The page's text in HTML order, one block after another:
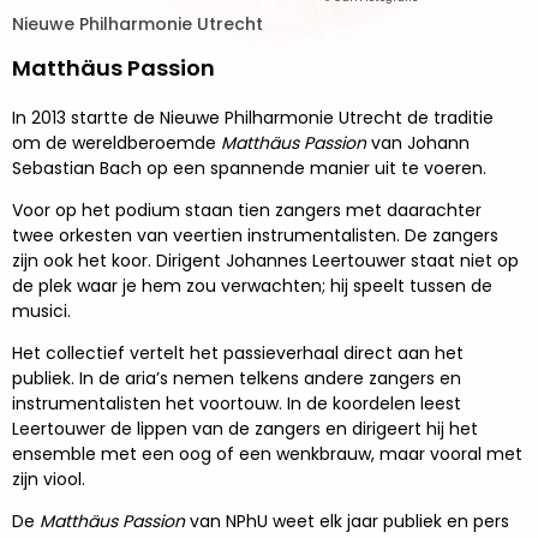
Nieuwe Philharmonie Utrecht
Matthäus Passion
In 2013 startte de Nieuwe Philharmonie Utrecht de traditie
om de wereldberoemde Matthäus Passionvan Johann
Sebastian Bach op een spannende manier uit te voeren.
Voor op het podium staan tien zangers met daarachter
twee orkesten van veertien instrumentalisten. De zangers
zijn ook het koor. Dirigent Johannes Leertouwer staat niet op
de plek waar je hem zou verwachten; hij speelt tussen de
musici.
Het collectief vertelt het passieverhaal direct aan het
publiek. In de aria’s nemen telkens andere zangers en
instrumentalisten het voortouw. In de koordelen leest
Leertouwer de lippen van de zangers en dirigeert hij het
ensemble met een oog of een wenkbrauw, maar vooral met
zijn viool.
De Matthäus Passionvan NPhU weet elk jaar publiek en pers